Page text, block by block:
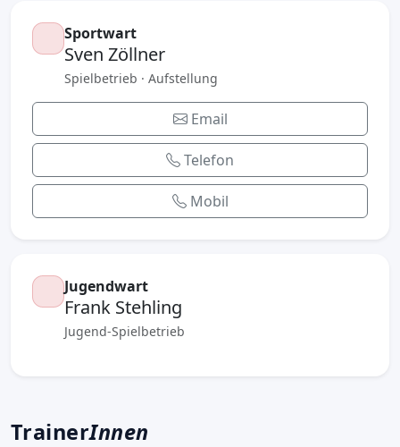
Sportwart
Sven Zöllner
Spielbetrieb · Aufstellung
Email
Telefon
Mobil
Jugendwart
Frank Stehling
Jugend-Spielbetrieb
TrainerInnen